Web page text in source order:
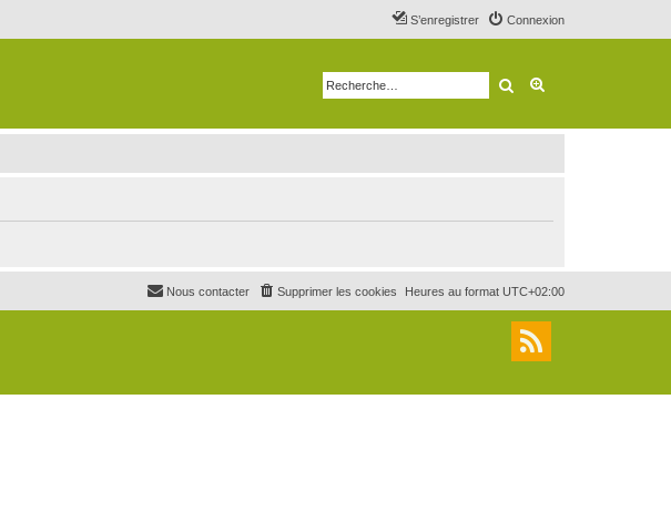
Connexion
S’enregistrer
Rechercher
Heures au format UTC+02:00
Supprimer les cookies
Nous contacter